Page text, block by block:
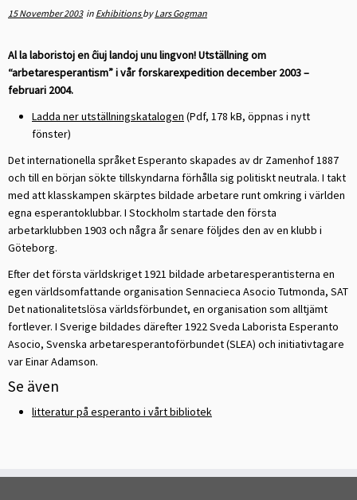
15 November 2003in ExhibitionsbyLars Gogman
Al la laboristoj en ĉiuj landoj unu lingvon!Utställning om
“arbetaresperantism” i vår forskarexpedition december 2003 –
februari 2004.
Ladda ner utställningskatalogen (Pdf, 178 kB, öppnas i nytt
fönster)
Det internationella språket Esperanto skapades av dr Zamenhof 1887
och till en början sökte tillskyndarna förhålla sig politiskt neutrala. I takt
med att klasskampen skärptes bildade arbetare runt omkring i världen
egna esperantoklubbar. I Stockholm startade den första
arbetarklubben 1903 och några år senare följdes den av en klubb i
Göteborg.
Efter det första världskriget 1921 bildade arbetaresperantisterna en
egen världsomfattande organisation Sennacieca Asocio Tutmonda, SAT
Det nationalitetslösa världsförbundet, en organisation som alltjämt
fortlever. I Sverige bildades därefter 1922 Sveda Laborista Esperanto
Asocio, Svenska arbetaresperantoförbundet (SLEA) och initiativtagare
var Einar Adamson.
Se även
litteratur på esperanto i vårt bibliotek